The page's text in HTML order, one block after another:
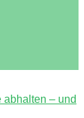
– und